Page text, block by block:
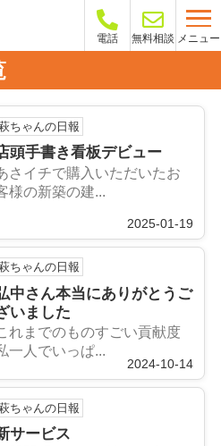
電話 無料相談 メニュー
ちゃんの日報
頭手書き看板デビュー
さイチで購入いただいたお
様の新築の建...
2025-01-19
ちゃんの日報
中さん本当にありがとうご
いました
れまでのものすごい貢献度
一人でいっぱ...
2024-10-14
ちゃんの日報
サービス